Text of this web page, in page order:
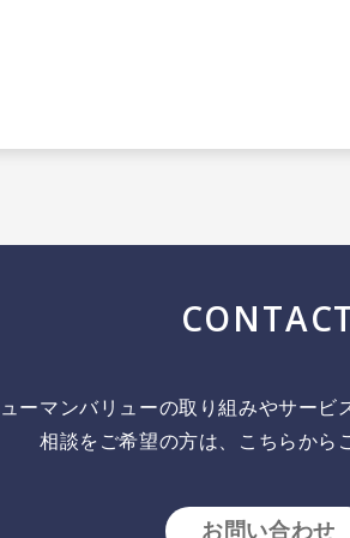
ーマンバリューの取り組みやサービ
相談をご希望の方は、こちらから
お問い合わせ